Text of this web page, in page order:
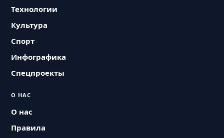
Технологии
Культура
Спорт
Инфографика
Спецпроекты
О НАС
О нас
Правила